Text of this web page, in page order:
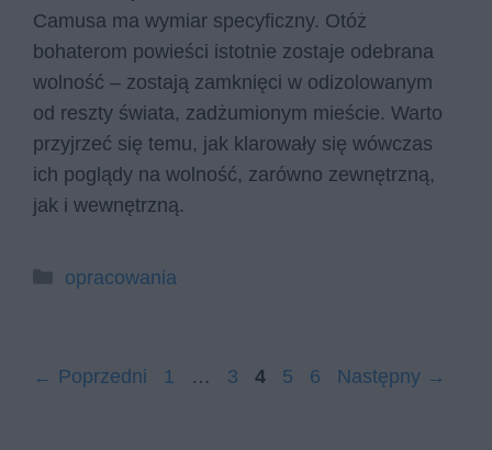
Camusa ma wymiar specyficzny. Otóż
bohaterom powieści istotnie zostaje odebrana
wolność – zostają zamknięci w odizolowanym
od reszty świata, zadżumionym mieście. Warto
przyjrzeć się temu, jak klarowały się wówczas
ich poglądy na wolność, zarówno zewnętrzną,
jak i wewnętrzną.
Kategorie
opracowania
← Poprzedni Strona
1 … Strona
3 Strona
4 Strona
5 Strona
6 Następny →